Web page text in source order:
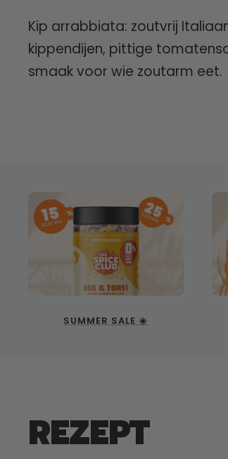
Kip arrabbiata: zoutvrij
kippendijen, pittige
smaak voor wie zoutarm eet.
SUMMER SALE ☀️
REZEPT